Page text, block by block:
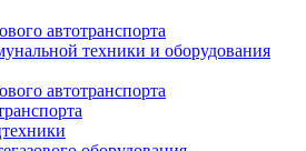
автотранспорта
техники и оборудования
автотранспорта